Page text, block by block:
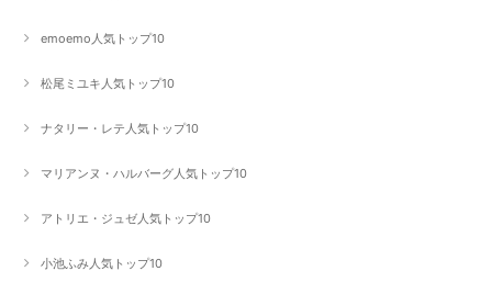
emoemo人気トップ10
松尾ミユキ人気トップ10
ナタリー・レテ人気トップ10
マリアンヌ・ハルバーグ人気トップ10
アトリエ・ジュゼ人気トップ10
小池ふみ人気トップ10